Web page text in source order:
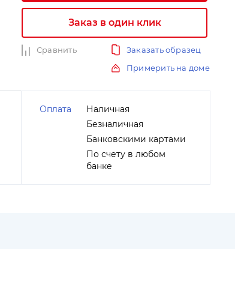
Заказ в один клик
Сравнить
Заказать образец
Примерить на доме
Оплата
Наличная
Безналичная
Банковскими картами
По счету в любом
банке